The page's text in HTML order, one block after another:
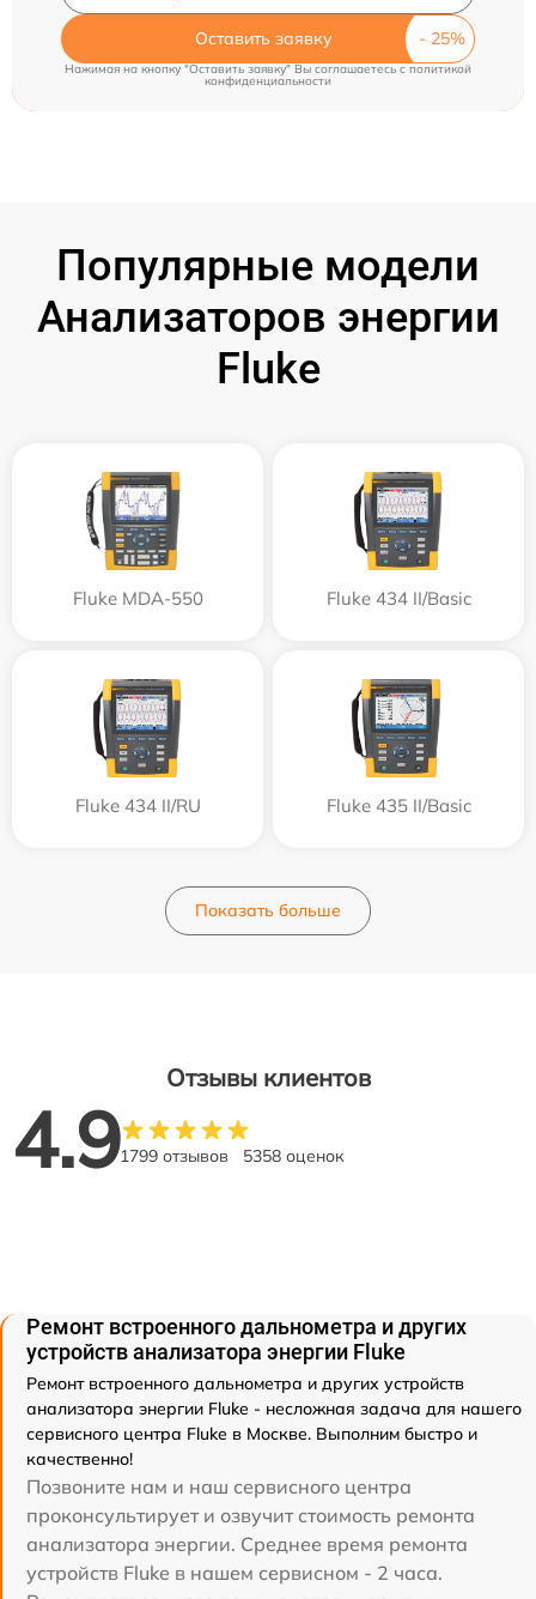
Оставить заявку
Нажимая на кнопку "Оставить заявку" Вы соглашаетесь cполитикой
конфиденциальности
Популярные модели
Анализаторов энергии
Fluke
Fluke MDA-550 Fluke 434 II/Basic
Fluke 434 II/RU Fluke 435 II/Basic
Показать больше
Отзывы клиентов
4.91799 отзывов 5358 оценок
Ремонт встроенного дальнометра и других
устройств анализатора энергии Fluke
Ремонт встроенного дальнометра и других устройств
анализатора энергии Fluke - несложная задача для нашего
сервисного центра Fluke в Москве. Выполним быстро и
качественно!
Позвоните нам и наш сервисного центра
проконсультирует и озвучит стоимость ремонта
анализатора энергии. Среднее время ремонта
устройств Fluke в нашем сервисном - 2 часа.